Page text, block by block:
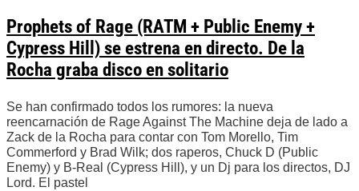
Prophets of Rage (RATM + Public Enemy +
Cypress Hill) se estrena en directo. De la
Rocha graba disco en solitario
Se han confirmado todos los rumores: la nueva
reencarnación de Rage Against The Machine deja de lado a
Zack de la Rocha para contar con Tom Morello, Tim
Commerford y Brad Wilk; dos raperos, Chuck D (Public
Enemy) y B-Real (Cypress Hill), y un Dj para los directos, DJ
Lord. El pastel